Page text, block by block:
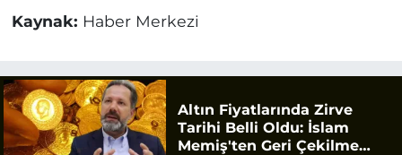
Kaynak: Haber Merkezi
Altın Fiyatlarında Zirve
Tarihi Belli Oldu: İslam
Memiş'ten Geri Çekilme